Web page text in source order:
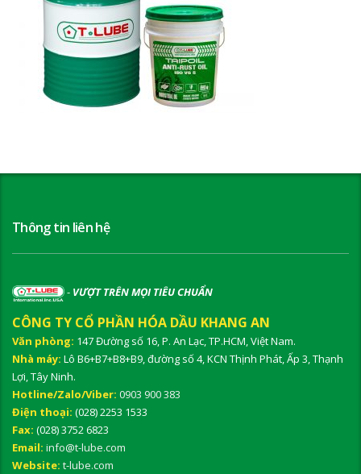
Thông tin liên hệ
- VƯỢT TRÊN MỌI TIÊU CHUẨN
CÔNG TY CỔ PHẦN HÓA DẦU KHANG AN
Văn phòng: 147 Đường số 16, P. An Lạc, TP.HCM, Việt Nam.
Nhà máy: Lô B6+B7+B8+B9, đường số 4, KCN Thịnh Phát, Ấp 3, Thạnh
Lợi, Tây Ninh.
Hotline/Zalo/Viber: 0903 900 383
Điện thoại: (028) 2253 1533
Fax: (028) 3752 6823
Email: info@t-lube.com
Website: t-lube.com